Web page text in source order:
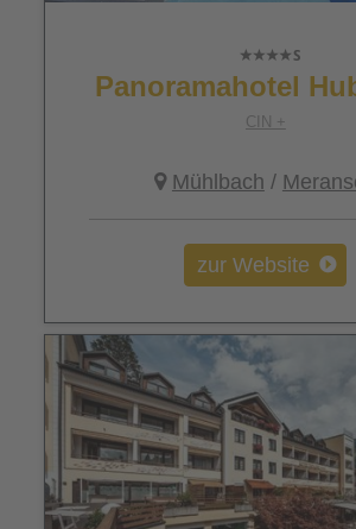
Panoramahotel
CIN +
Mühlbach /
zur Website